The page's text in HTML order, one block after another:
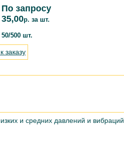
По запросу
35,00р. за шт.
50/500 шт.
заказу
и средних давлений и вибраций.